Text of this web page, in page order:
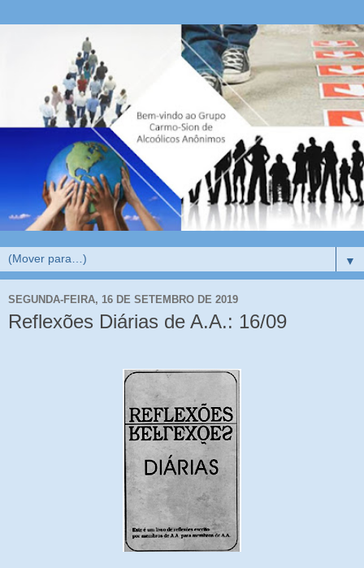
▼
SEGUNDA-FEIRA, 16 DE SETEMBRO DE 2019
Reflexões Diárias de A.A.: 16/09